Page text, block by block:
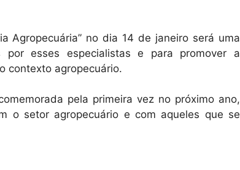
Agropecuária” no dia 14 de janeiro será uma
por esses especialistas e para promover a
contexto agropecuário.
pela primeira vez no próximo ano,
o setor agropecuário e com aqueles que se